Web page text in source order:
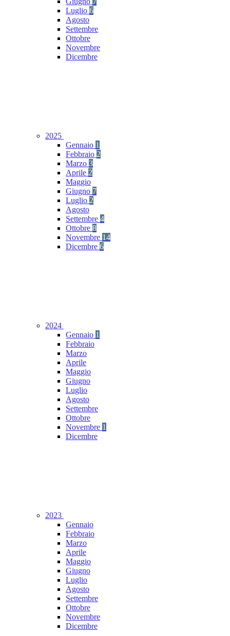
Luglio 6
Agosto
Settembre
Ottobre
Novembre
Dicembre
2025
Gennaio 1
Febbraio 2
Marzo 3
Aprile 2
Maggio
Giugno 7
Luglio 2
Agosto
Settembre 4
Ottobre 8
Novembre 14
Dicembre 6
2024
Gennaio 1
Febbraio
Marzo
Aprile
Maggio
Giugno
Luglio
Agosto
Settembre
Ottobre
Novembre 1
Dicembre
2023
Gennaio
Febbraio
Marzo
Aprile
Maggio
Giugno
Luglio
Agosto
Settembre
Ottobre
Novembre
Dicembre